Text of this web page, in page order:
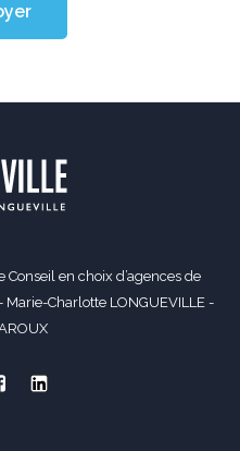
Conseil en choix d’agences de
Charlotte LONGUEVILLE -